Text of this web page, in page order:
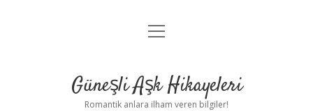
Anasayfa
Yasal Uyarı
menüyü
Güneşli Aşk Hikayeleri
Romantik anlara ilham veren bilgiler!